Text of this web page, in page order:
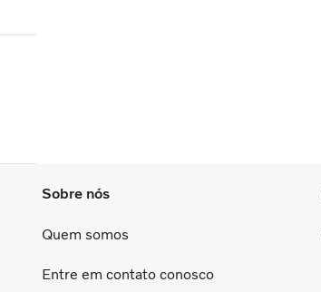
Sobre nós
Quem somos
Entre em contato conosco